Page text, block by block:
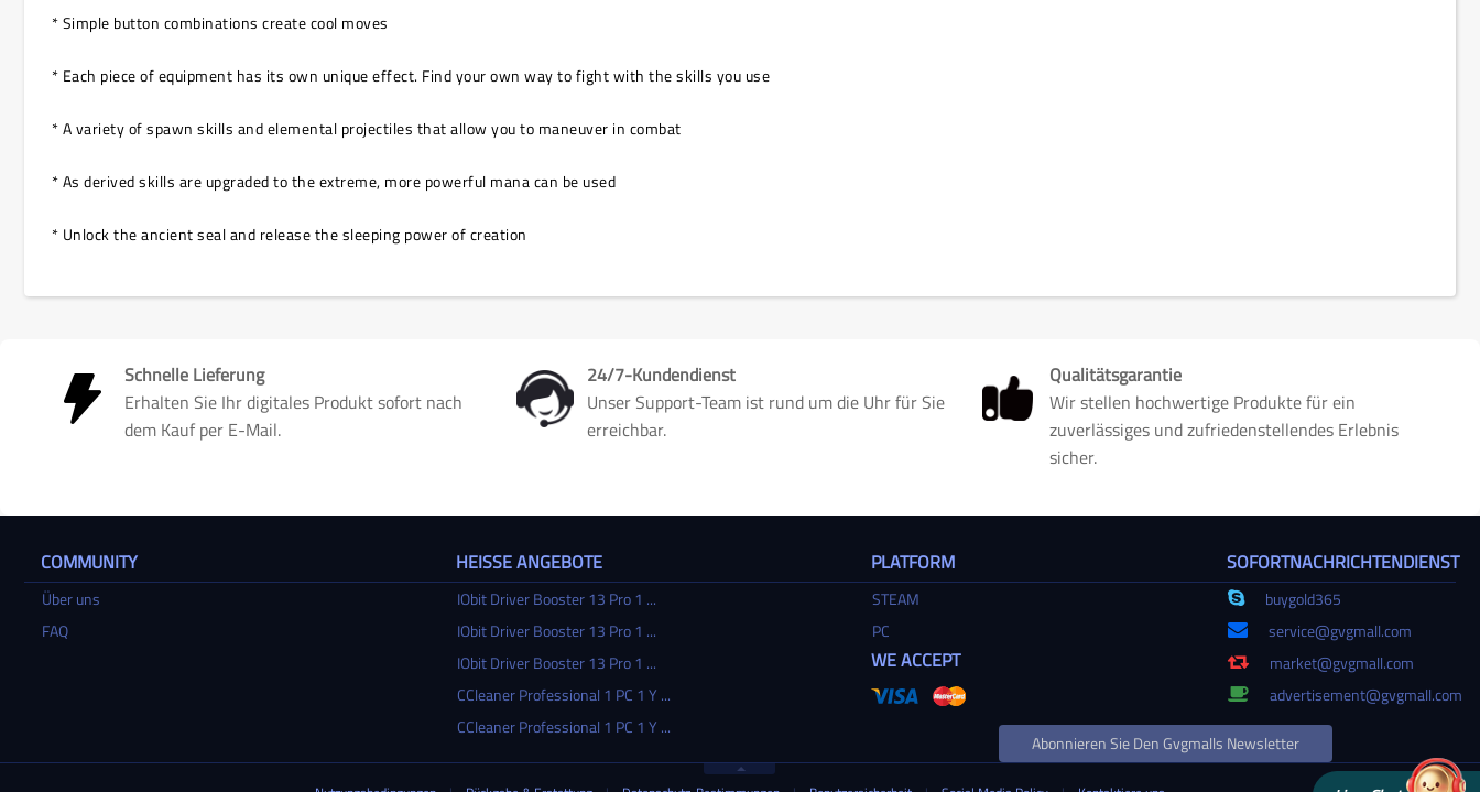
* Simple button combinations create cool moves
* Each piece of equipment has its own unique effect. Find your own way to fight with the skills you use
* A variety of spawn skills and elemental projectiles that allow you to maneuver in combat
* As derived skills are upgraded to the extreme, more powerful mana can be used
* Unlock the ancient seal and release the sleeping power of creation
Schnelle Lieferung
Erhalten Sie Ihr digitales Produkt sofort nach
dem Kauf per E-Mail.
24/7-Kundendienst
Unser Support-Team ist rund um die Uhr für Sie
erreichbar.
Qualitätsgarantie
Wir stellen hochwertige Produkte für ein
zuverlässiges und zufriedenstellendes Erlebnis
sicher.
COMMUNITY
Über uns
FAQ
HEISSE ANGEBOTE
IObit Driver Booster 13 Pro 1 ...
IObit Driver Booster 13 Pro 1 ...
IObit Driver Booster 13 Pro 1 ...
CCleaner Professional 1 PC 1 Y ...
CCleaner Professional 1 PC 1 Y ...
PLATFORM
STEAM
PC
SOFORTNACHRICHTENDIENST
buygold365
service@gvgmall.com
market@gvgmall.com
advertisement@gvgmall.com
WE ACCEPT
Abonnieren Sie Den Gvgmalls Newsletter